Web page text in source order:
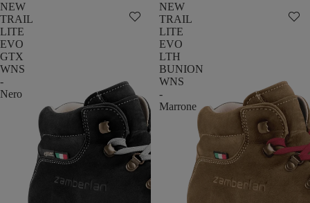
NEW
TRAIL
LITE
EVO
GTX
WNS
-
Nero
NEW
TRAIL
LITE
EVO
LTH
BUNION
WNS
-
Marrone